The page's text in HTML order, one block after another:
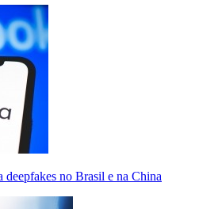
deepfakes no Brasil e na China